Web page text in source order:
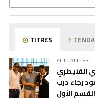
TITRES
ACTUALITÉS
القنيطري
رجاء درب
الأول